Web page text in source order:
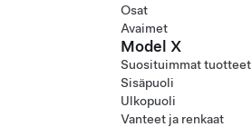
Osat
Avaimet
Model X
Suosituimmat tuotteet
Sisäpuoli
Ulkopuoli
Vanteet ja renkaat